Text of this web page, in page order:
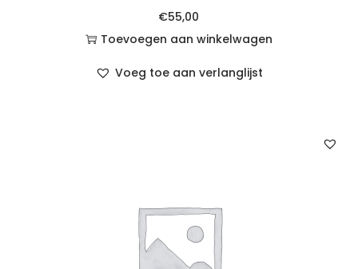
€55,00
Toevoegen aan winkelwagen
Voeg toe aan verlanglijst